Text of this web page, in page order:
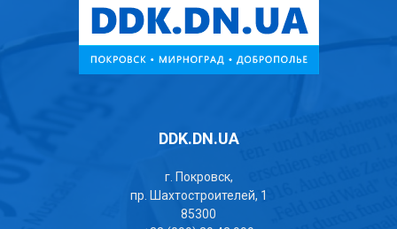
DDK.DN.UA
г. Покровск,
пр. Шахтостроителей, 1
85300